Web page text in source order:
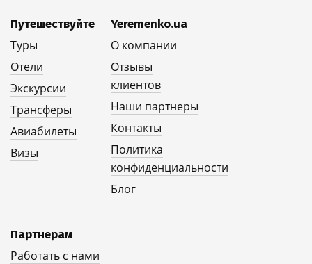
Путешествуйте
Туры
Отели
Экскурсии
Трансферы
Авиабилеты
Визы
Yeremenko.ua
О компании
Отзывы
клиентов
Наши партнеры
Контакты
Политика
конфиденциальности
Блог
Партнерам
Работать с нами